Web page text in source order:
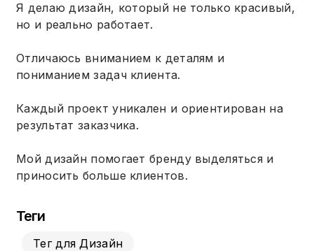
Я делаю дизайн, который не только красивый,
но и реально работает.
Отличаюсь вниманием к деталям и
пониманием задач клиента.
Каждый проект уникален и ориентирован на
результат заказчика.
Мой дизайн помогает бренду выделяться и
приносить больше клиентов.
Теги
Тег для Дизайн